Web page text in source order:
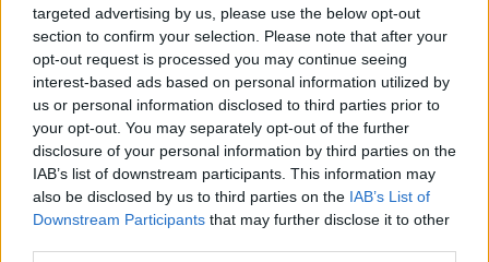
targeted advertising by us, please use the below opt-out
section to confirm your selection. Please note that after your
opt-out request is processed you may continue seeing
interest-based ads based on personal information utilized by
us or personal information disclosed to third parties prior to
your opt-out. You may separately opt-out of the further
disclosure of your personal information by third parties on the
IAB’s list of downstream participants. This information may
also be disclosed by us to third parties on the IAB’s List of
Downstream Participants that may further disclose it to other
dăm sofisticați și democrați, să încercăm să găsim,
măcar acum, în ceasul al 12-lea să găsim o punte
către conaționalii noștri care nu găsesc calea
pentru a ieși din logica clanurilor, care îi condamnă
la mizerie economică și morală. Cei mai mulți nu vor
nici clanuri, nici comunism, nici Maica Rusie. Dar au
nici capacitatea de a începe singuri ceva de la
zero, nici nu mai au răbdare pentru falsele „ne cere
Europa” și „acesta este consensul specialiștilor”. Au
nevoie de o misiune națională proprie în care să